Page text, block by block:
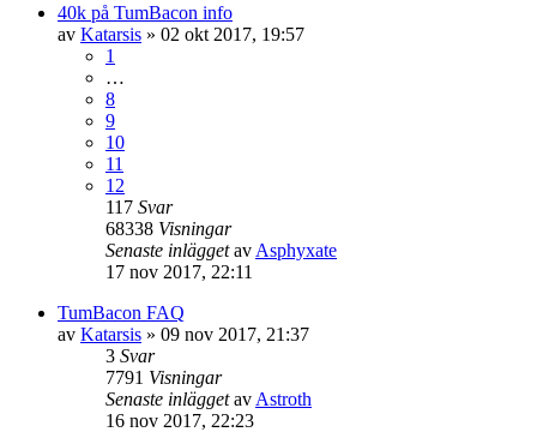
40k på TumBacon info
av Katarsis » 02 okt 2017, 19:57
1
…
8
9
10
11
12
117 Svar
68338 Visningar
Senaste inläggetav Asphyxate
17 nov 2017, 22:11
TumBacon FAQ
av Katarsis » 09 nov 2017, 21:37
3 Svar
7791 Visningar
Senaste inläggetav Astroth
16 nov 2017, 22:23